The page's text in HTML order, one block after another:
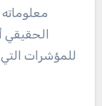
للمؤشرات التي